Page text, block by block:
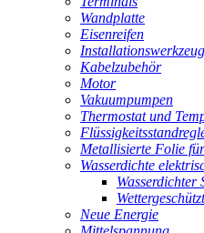
Wandplatte
Eisenreifen
Kabelzubehör
Motor
Vakuumpumpen
Thermostat und
Metallisierte Folie
Wasserdichte
Wasserdichter
Neue Energie